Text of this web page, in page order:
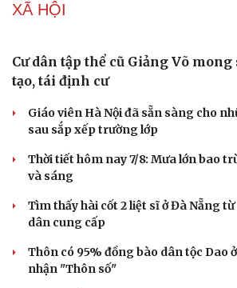
XÃ HỘI
Cư dân tập thể cũ Giảng Võ mong
tạo, tái định cư